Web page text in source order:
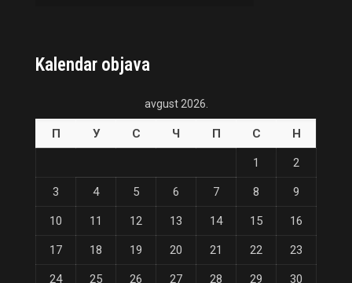
Kalendar objava
avgust 2026.
П У С Ч П С Н
1 2
3 4 5 6 7 8 9
10 11 12 13 14 15 16
17 18 19 20 21 22 23
24 25 26 27 28 29 30